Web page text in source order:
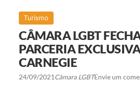
O
Turismo
CÂMARA LGBT
PARCERIA
CARNEGIE
24/09/2021Câmara LGBTEnvie um